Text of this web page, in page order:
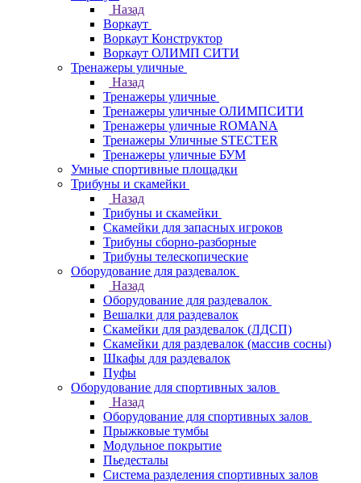
Назад
Воркаут
Воркаут Конструктор
Воркаут ОЛИМП СИТИ
Тренажеры уличные
Назад
Тренажеры уличные
Тренажеры уличные ОЛИМПСИТИ
Тренажеры уличные ROMANA
Тренажеры Уличные STECTER
Тренажеры уличные БУМ
Умные спортивные площадки
Трибуны и скамейки
Назад
Трибуны и скамейки
Скамейки для запасных игроков
Трибуны сборно-разборные
Трибуны телескопические
Оборудование для раздевалок
Назад
Оборудование для раздевалок
Вешалки для раздевалок
Скамейки для раздевалок (ЛДСП)
Скамейки для раздевалок (массив сосны)
Шкафы для раздевалок
Пуфы
Оборудование для спортивных залов
Назад
Оборудование для спортивных залов
Прыжковые тумбы
Модульное покрытие
Пьедесталы
Система разделения спортивных залов